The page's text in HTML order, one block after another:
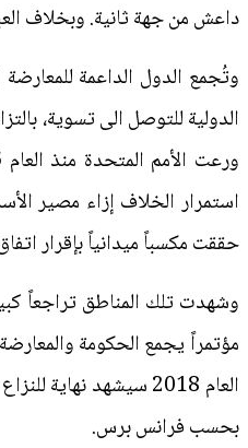
داعش من جهة ثانية. وبخلاف العبادي،
وتُجمع الدول الداعمة
استمرار الخلاف إزاء مصير
حققت مكسباً ميدانياً بإقرار
مؤتمراً يجمع الحكومة
بحسب فرانس برس.